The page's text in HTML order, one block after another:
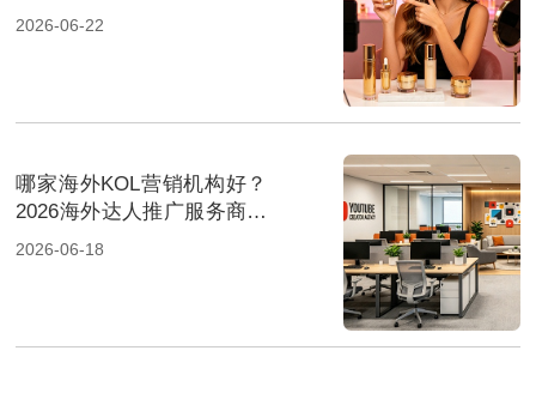
2026-06-22
哪家海外KOL营销机构好？
2026海外达人推广服务商推
荐榜
2026-06-18